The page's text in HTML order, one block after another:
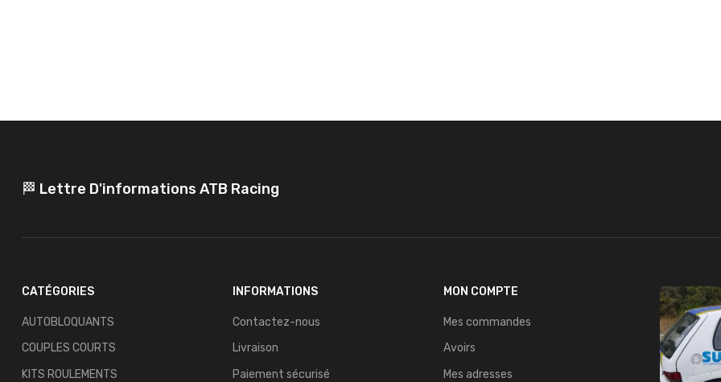
🏁 Lettre D'informations ATB Racing
CATÉGORIES
AUTOBLOQUANTS
COUPLES COURTS
KITS ROULEMENTS
INFORMATIONS
Contactez-nous
Livraison
Paiement sécurisé
MON COMPTE
Mes commandes
Avoirs
Mes adresses